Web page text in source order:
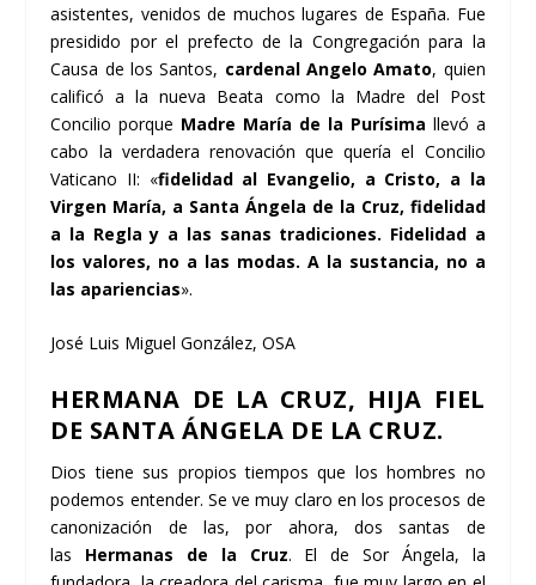
asistentes, venidos de muchos lugares de España. Fue
presidido por el prefecto de la Congregación para la
Causa de los Santos, cardenal Angelo Amato, quien
calificó a la nueva Beata como la Madre del Post
Concilio porque Madre María de la Purísima llevó a
cabo la verdadera renovación que quería el Concilio
Vaticano II: «fidelidad al Evangelio, a Cristo, a la
Virgen María, a Santa Ángela de la Cruz, fidelidad
a la Regla y a las sanas tradiciones. Fidelidad a
los valores, no a las modas. A la sustancia, no a
las apariencias».
José Luis Miguel González, OSA
HERMANA DE LA CRUZ, HIJA FIEL
DE SANTA ÁNGELA DE LA CRUZ.
Dios tiene sus propios tiempos que los hombres no
podemos entender. Se ve muy claro en los procesos de
canonización de las, por ahora, dos santas de
las Hermanas de la Cruz. El de Sor Ángela, la